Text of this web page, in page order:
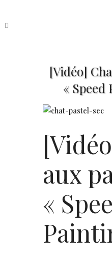
[Vidéo]
« Speed
aux
«